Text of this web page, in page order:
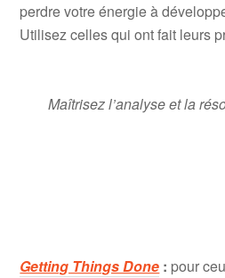
perdre votre énergie à
Utilisez celles qui ont fait leurs
Maîtrisez l’analyse et la
Getting Things Done : pour